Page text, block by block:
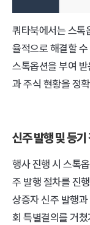
쿼타북에서는 스톡
율적으로 해결할
스톡옵션을 부여
과 주식 현황을 정
신주 발행 및 등
행사 진행 시 스톡
주 발행 절차를 진
상증자 신주 발행
회 특별결의를 거